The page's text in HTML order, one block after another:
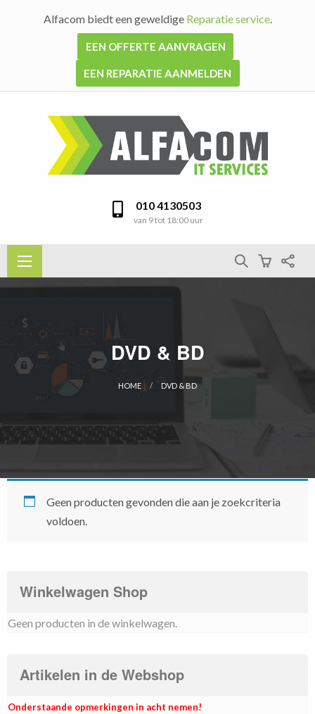
Alfacom biedt een geweldige Reparatie service.
EEN OFFERTE AANVRAGEN
EEN REPARATIE AANMELDEN
010 4130503
van 9 tot 18:00 uur
DVD & BD
HOME CURRENT:
DVD & BD
Geen producten gevonden die aan je zoekcriteria
voldoen.
Winkelwagen Shop
Geen producten in de winkelwagen.
Artikelen in de Webshop
Onderstaande opmerkingen in acht nemen!